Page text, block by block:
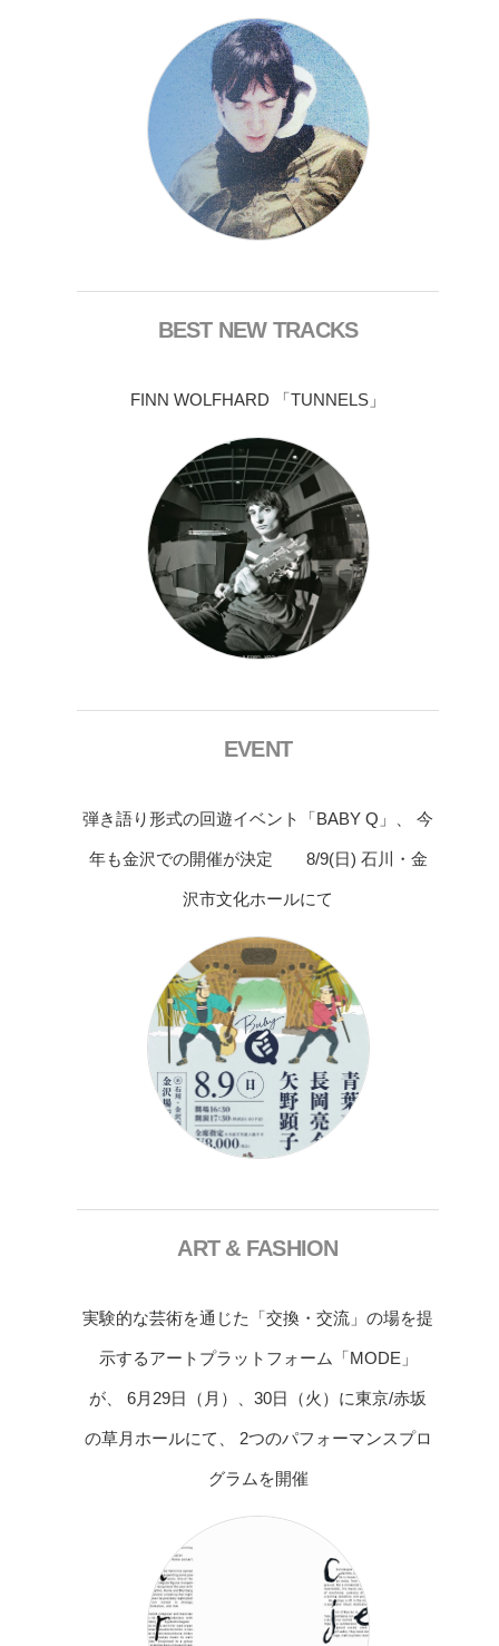
BEST NEW TRACKS
FINN WOLFHARD 「TUNNELS」
EVENT
弾き語り形式の回遊イベント「BABY Q」、 今
年も金沢での開催が決定 8/9(日) 石川・金
沢市文化ホールにて
ART & FASHION
実験的な芸術を通じた「交換・交流」の場を提
示するアートプラットフォーム「MODE」
が、 6月29日（月）、30日（火）に東京/赤坂
の草月ホールにて、 2つのパフォーマンスプロ
グラムを開催